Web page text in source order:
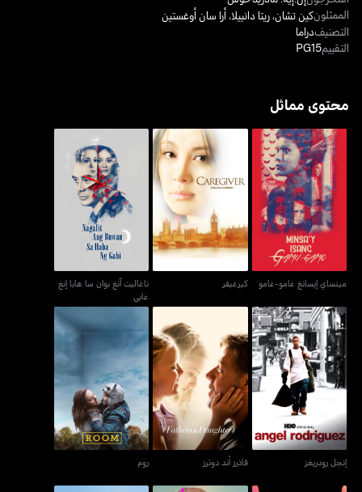
الممثلونكين تشان،ريتا دانييلا، أرا سان أوغستين
التصنيفدراما
التقييمPG15
محتوى مماثل
مينساي إيسانغ غامو-غامو
مينساي إيسانغ غامو-غامو
كيرغيفر
كيرغيفر
ناغاليت آنغ بوان سا هابا إنغ
غابي
ناغاليت آنغ بوان سا هابا إنغ
غابي
إنجل رودريغز
إنجل رودريغز
فاذرز أند دوترز
فاذرز أند دوترز
روم
روم